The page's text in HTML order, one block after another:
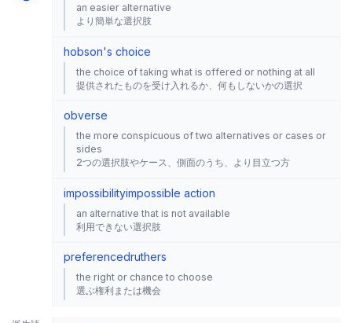
an easier alternative
より簡単な選択肢
hobson's choice
the choice of taking what is offered or nothing at all
提供されたものを受け入れるか、何もしないかの選択
obverse
the more conspicuous of two alternatives or cases or
sides
2つの選択肢やケース、側面のうち、より目立つ方
impossibilityimpossible action
an alternative that is not available
利用できない選択肢
preferencedruthers
the right or chance to choose
選ぶ権利または機会